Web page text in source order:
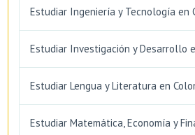
Estudiar Ingeniería y Tecnología en
Estudiar Investigación y Desarrollo
Estudiar Lengua y Literatura en
Estudiar Matemática, Economía y